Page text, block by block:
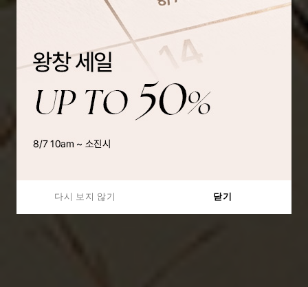
다시 보지 않기 닫기